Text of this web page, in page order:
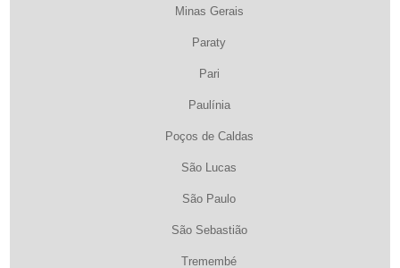
Minas Gerais
Paraty
Pari
Paulínia
Poços de Caldas
São Lucas
São Paulo
São Sebastião
Tremembé